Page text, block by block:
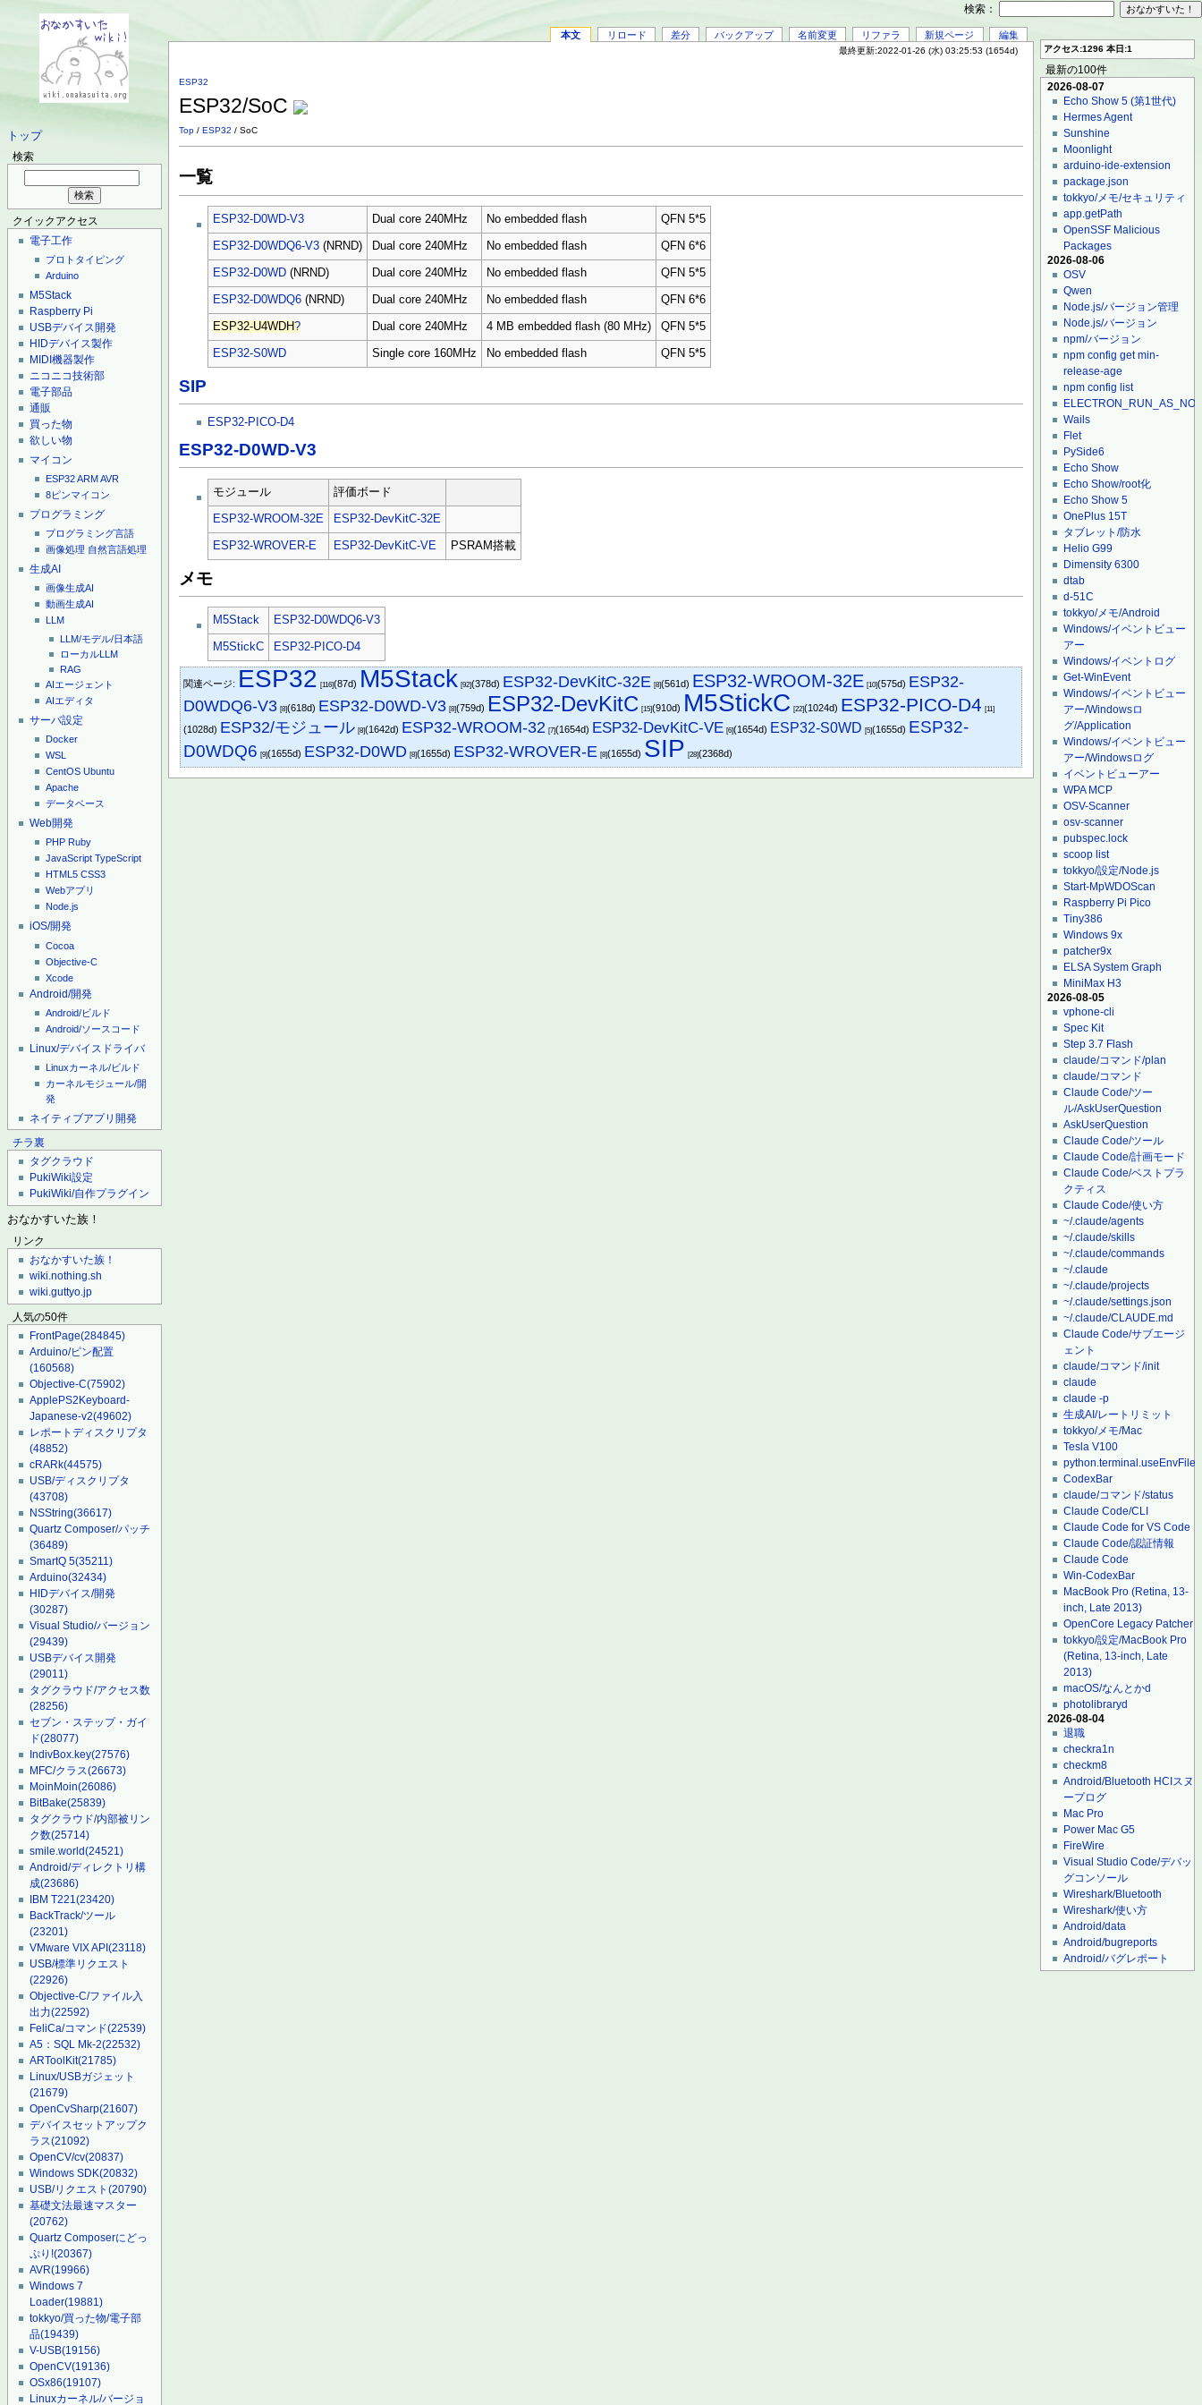
トップ
検索
クイックアクセス
電子工作
プロトタイピング
Arduino
M5Stack
Raspberry Pi
USBデバイス開発
HIDデバイス製作
MIDI機器製作
ニコニコ技術部
電子部品
通販
買った物
欲しい物
マイコン
ESP32ARMAVR
8ピンマイコン
プログラミング
プログラミング言語
画像処理 自然言語処理
生成AI
画像生成AI
動画生成AI
LLM
LLM/モデル/日本語
ローカルLLM
RAG
AIエージェント
AIエディタ
サーバ設定
Docker
WSL
CentOS Ubuntu
Apache
データベース
Web開発
PHP Ruby
JavaScript TypeScript
HTML5 CSS3
Webアプリ
Node.js
iOS/開発
Cocoa
Objective-C
Xcode
Android/開発
Android/ビルド
Android/ソースコード
Linux/デバイスドライバ
Linuxカーネル/ビルド
カーネルモジュール/開
発
ネイティブアプリ開発
チラ裏
タグクラウド
PukiWiki設定
PukiWiki/自作プラグイン
おなかすいた族！
リンク
おなかすいた族！
wiki.nothing.sh
wiki.guttyo.jp
人気の50件
FrontPage(284845)
Arduino/ピン配置
(160568)
Objective-C(75902)
ApplePS2Keyboard-
Japanese-v2(49602)
レポートディスクリプタ
(48852)
cRARk(44575)
USB/ディスクリプタ
(43708)
NSString(36617)
Quartz Composer/パッチ
(36489)
SmartQ 5(35211)
Arduino(32434)
HIDデバイス/開発
(30287)
Visual Studio/バージョン
(29439)
USBデバイス開発
(29011)
タグクラウド/アクセス数
(28256)
セブン・ステップ・ガイ
ド(28077)
IndivBox.key(27576)
MFC/クラス(26673)
MoinMoin(26086)
BitBake(25839)
タグクラウド/内部被リン
ク数(25714)
smile.world(24521)
Android/ディレクトリ構
成(23686)
IBM T221(23420)
BackTrack/ツール
(23201)
VMware VIX API(23118)
USB/標準リクエスト
(22926)
Objective-C/ファイル入
出力(22592)
FeliCa/コマンド(22539)
A5：SQL Mk-2(22532)
ARToolKit(21785)
Linux/USBガジェット
(21679)
OpenCvSharp(21607)
デバイスセットアップク
ラス(21092)
OpenCV/cv(20837)
Windows SDK(20832)
USB/リクエスト(20790)
基礎文法最速マスター
(20762)
Quartz Composerにどっ
ぷり!(20367)
AVR(19966)
Windows 7
Loader(19881)
tokkyo/買った物/電子部
品(19439)
V-USB(19156)
OpenCV(19136)
OSx86(19107)
Linuxカーネル/バージョ
本文 リロード 差分 バックアップ 名前変更 リファラ 新規ページ 編集
最終更新:2022-01-26 (水) 03:25:53 (1654d)
ESP32
ESP32/SoC
Top /ESP32 / SoC
一覧
ESP32-D0WD-V3 Dual core 240MHz No embedded flash QFN 5*5
ESP32-D0WDQ6-V3 (NRND) Dual core 240MHz No embedded flash QFN 6*6
ESP32-D0WD (NRND) Dual core 240MHz No embedded flash QFN 5*5
ESP32-D0WDQ6 (NRND) Dual core 240MHz No embedded flash QFN 6*6
ESP32-U4WDH? Dual core 240MHz 4 MB embedded flash (80 MHz) QFN 5*5
ESP32-S0WD Single core 160MHz No embedded flash QFN 5*5
SIP
ESP32-PICO-D4
ESP32-D0WD-V3
モジュール 評価ボード
ESP32-WROOM-32E ESP32-DevKitC-32E
ESP32-WROVER-E ESP32-DevKitC-VE PSRAM搭載
メモ
M5Stack ESP32-D0WDQ6-V3
M5StickC ESP32-PICO-D4
関連ページ: ESP32 [116](87d) M5Stack [92](378d) ESP32-DevKitC-32E [8](561d) ESP32-WROOM-32E [10](575d) ESP32-
D0WDQ6-V3 [8](618d) ESP32-D0WD-V3 [8](759d) ESP32-DevKitC [15](910d) M5StickC [22](1024d) ESP32-PICO-D4 [11]
(1028d) ESP32/モジュール [8](1642d) ESP32-WROOM-32 [7](1654d) ESP32-DevKitC-VE [6](1654d) ESP32-S0WD [5](1655d) ESP32-
D0WDQ6 [9](1655d) ESP32-D0WD [8](1655d) ESP32-WROVER-E [8](1655d) SIP [28](2368d)
アクセス:1296 本日:1
最新の100件
2026-08-07
Echo Show 5 (第1世代)
Hermes Agent
Sunshine
Moonlight
arduino-ide-extension
package.json
tokkyo/メモ/セキュリティ
app.getPath
OpenSSF Malicious
Packages
2026-08-06
OSV
Qwen
Node.js/バージョン管理
Node.js/バージョン
npm/バージョン
npm config get min-
release-age
npm config list
Wails
Flet
PySide6
Echo Show
Echo Show/root化
Echo Show 5
OnePlus 15T
タブレット/防水
Helio G99
Dimensity 6300
dtab
d-51C
tokkyo/メモ/Android
Windows/イベントビュー
アー
Windows/イベントログ
Get-WinEvent
Windows/イベントビュー
アー/Windowsロ
グ/Application
Windows/イベントビュー
アー/Windowsログ
イベントビューアー
WPA MCP
OSV-Scanner
osv-scanner
pubspec.lock
scoop list
tokkyo/設定/Node.js
Start-MpWDOScan
Raspberry Pi Pico
Tiny386
Windows 9x
patcher9x
ELSA System Graph
MiniMax H3
2026-08-05
vphone-cli
Spec Kit
Step 3.7 Flash
claude/コマンド/plan
claude/コマンド
Claude Code/ツー
ル/AskUserQuestion
AskUserQuestion
Claude Code/ツール
Claude Code/計画モード
Claude Code/ベストプラ
クティス
Claude Code/使い方
~/.claude/agents
~/.claude/skills
~/.claude/commands
~/.claude
~/.claude/projects
~/.claude/settings.json
~/.claude/CLAUDE.md
Claude Code/サブエージ
ェント
claude/コマンド/init
claude
claude -p
生成AI/レートリミット
tokkyo/メモ/Mac
Tesla V100
python.terminal.useEnvFile
CodexBar
claude/コマンド/status
Claude Code/CLI
Claude Code for VS Code
Claude Code/認証情報
Claude Code
Win-CodexBar
MacBook Pro (Retina, 13-
inch, Late 2013)
OpenCore Legacy Patcher
tokkyo/設定/MacBook Pro
(Retina, 13-inch, Late
2013)
macOS/なんとかd
photolibraryd
2026-08-04
退職
checkra1n
checkm8
Android/Bluetooth HCIスヌ
ープログ
Mac Pro
Power Mac G5
FireWire
Visual Studio Code/デバッ
グコンソール
Wireshark/Bluetooth
Wireshark/使い方
Android/data
Android/bugreports
Android/バグレポート
検索：